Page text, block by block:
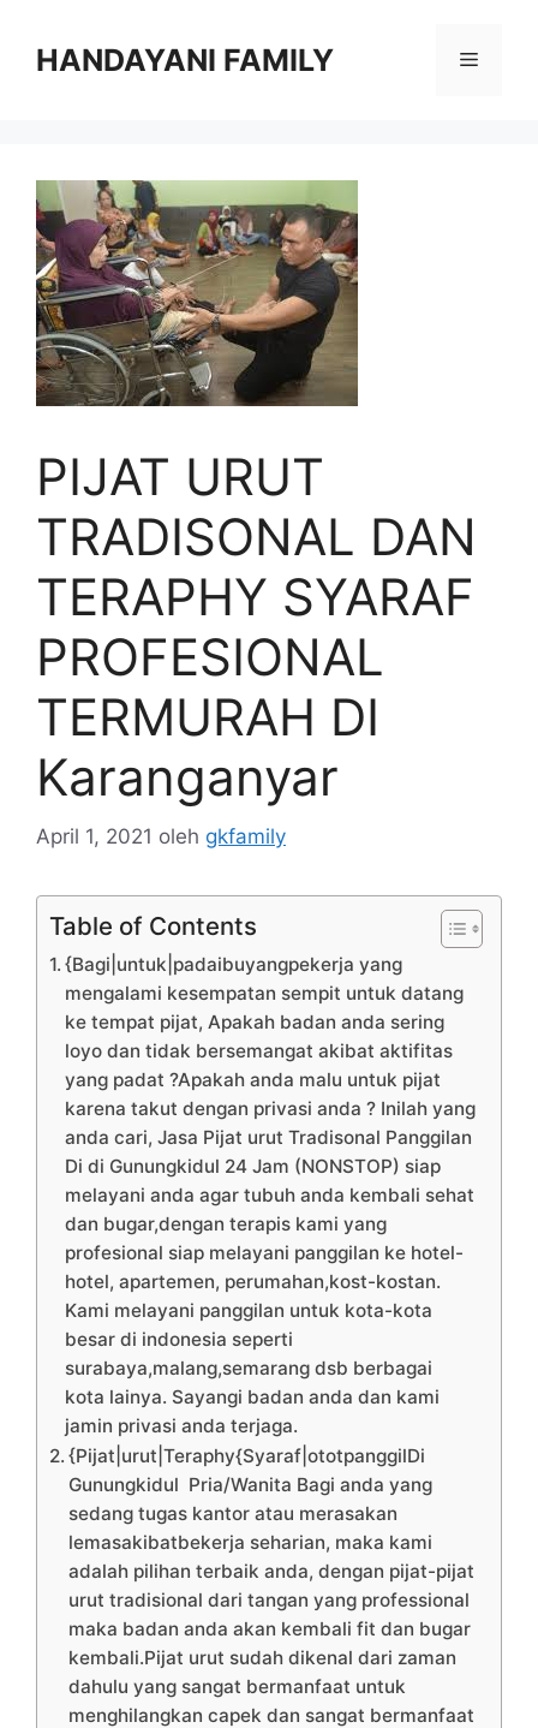
HANDAYANI FAMILY Menu
PIJAT URUT
TRADISONAL DAN
TERAPHY SYARAF
PROFESIONAL
TERMURAH DI
Karanganyar
April 1, 2021 oleh gkfamily
Table of Contents
{Bagi|untuk|padaibuyangpekerja yang
mengalami kesempatan sempit untuk datang
ke tempat pijat, Apakah badan anda sering
loyo dan tidak bersemangat akibat aktifitas
yang padat ?Apakah anda malu untuk pijat
karena takut dengan privasi anda ? Inilah yang
anda cari, Jasa Pijat urut Tradisonal Panggilan
Di di Gunungkidul 24 Jam (NONSTOP) siap
melayani anda agar tubuh anda kembali sehat
dan bugar,dengan terapis kami yang
profesional siap melayani panggilan ke hotel-
hotel, apartemen, perumahan,kost-kostan.
Kami melayani panggilan untuk kota-kota
besar di indonesia seperti
surabaya,malang,semarang dsb berbagai
kota lainya. Sayangi badan anda dan kami
jamin privasi anda terjaga.
{Pijat|urut|Teraphy{Syaraf|ototpanggilDi
Gunungkidul Pria/Wanita Bagi anda yang
sedang tugas kantor atau merasakan
lemasakibatbekerja seharian, maka kami
adalah pilihan terbaik anda, dengan pijat-pijat
urut tradisional dari tangan yang professional
maka badan anda akan kembali fit dan bugar
kembali.Pijat urut sudah dikenal dari zaman
dahulu yang sangat bermanfaat untuk
menghilangkan capek dan sangat bermanfaat